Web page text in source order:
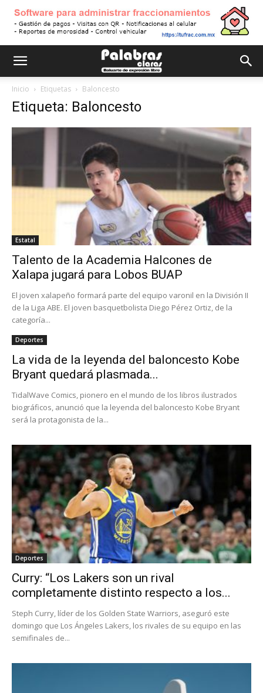
Inicio Etiquetas Baloncesto
Etiqueta: Baloncesto
Estatal
Talento de la Academia Halcones de
Xalapa jugará para Lobos BUAP
El joven xalapeño formará parte del equipo varonil en la División II
de la Liga ABE. El joven basquetbolista Diego Pérez Ortiz, de la
categoría...
Deportes
La vida de la leyenda del baloncesto Kobe
Bryant quedará plasmada...
TidalWave Comics, pionero en el mundo de los libros ilustrados
biográficos, anunció que la leyenda del baloncesto Kobe Bryant
será la protagonista de la...
Deportes
Curry: “Los Lakers son un rival
completamente distinto respecto a los...
Steph Curry, líder de los Golden State Warriors, aseguró este
domingo que Los Ángeles Lakers, los rivales de su equipo en las
semifinales de...